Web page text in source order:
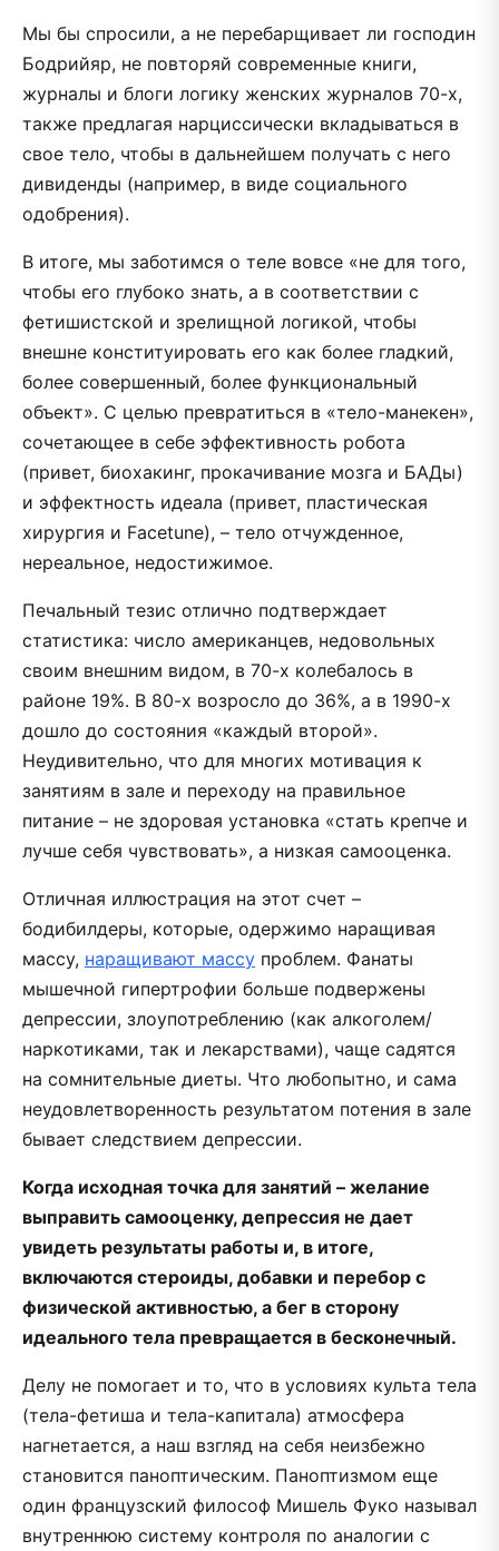
Мы бы спросили, а не перебарщивает ли господин
Бодрийяр, не повторяй современные книги,
журналы и блоги логику женских журналов 70-х,
также предлагая нарциссически вкладываться в
свое тело, чтобы в дальнейшем получать с него
дивиденды (например, в виде социального
одобрения).
В итоге, мы заботимся о теле вовсе «не для того,
чтобы его глубоко знать, а в соответствии с
фетишистской и зрелищной логикой, чтобы
внешне конституировать его как более гладкий,
более совершенный, более функциональный
объект». С целью превратиться в «тело-манекен»,
сочетающее в себе эффективность робота
(привет, биохакинг, прокачивание мозга и БАДы)
и эффектность идеала (привет, пластическая
хирургия и Facetune), – тело отчужденное,
нереальное, недостижимое.
Печальный тезис отлично подтверждает
статистика: число американцев, недовольных
своим внешним видом, в 70-х колебалось в
районе 19%. В 80-х возросло до 36%, а в 1990-х
дошло до состояния «каждый второй».
Неудивительно, что для многих мотивация к
занятиям в зале и переходу на правильное
питание – не здоровая установка «стать крепче и
лучше себя чувствовать», а низкая самооценка.
Отличная иллюстрация на этот счет –
бодибилдеры, которые, одержимо наращивая
массу, наращивают массу проблем. Фанаты
мышечной гипертрофии больше подвержены
депрессии, злоупотреблению (как алкоголем/
наркотиками, так и лекарствами), чаще садятся
на сомнительные диеты. Что любопытно, и сама
неудовлетворенность результатом потения в зале
бывает следствием депрессии.
Когда исходная точка для занятий – желание
выправить самооценку, депрессия не дает
увидеть результаты работы и, в итоге,
включаются стероиды, добавки и перебор с
физической активностью, а бег в сторону
идеального тела превращается в бесконечный.
Делу не помогает и то, что в условиях культа тела
(тела-фетиша и тела-капитала) атмосфера
нагнетается, а наш взгляд на себя неизбежно
становится паноптическим. Паноптизмом еще
один французский философ Мишель Фуко называл
внутреннюю систему контроля по аналогии с